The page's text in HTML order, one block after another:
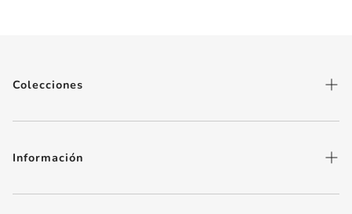
Colecciones
Flores y Plantas
Información
Nuestras Tiendas